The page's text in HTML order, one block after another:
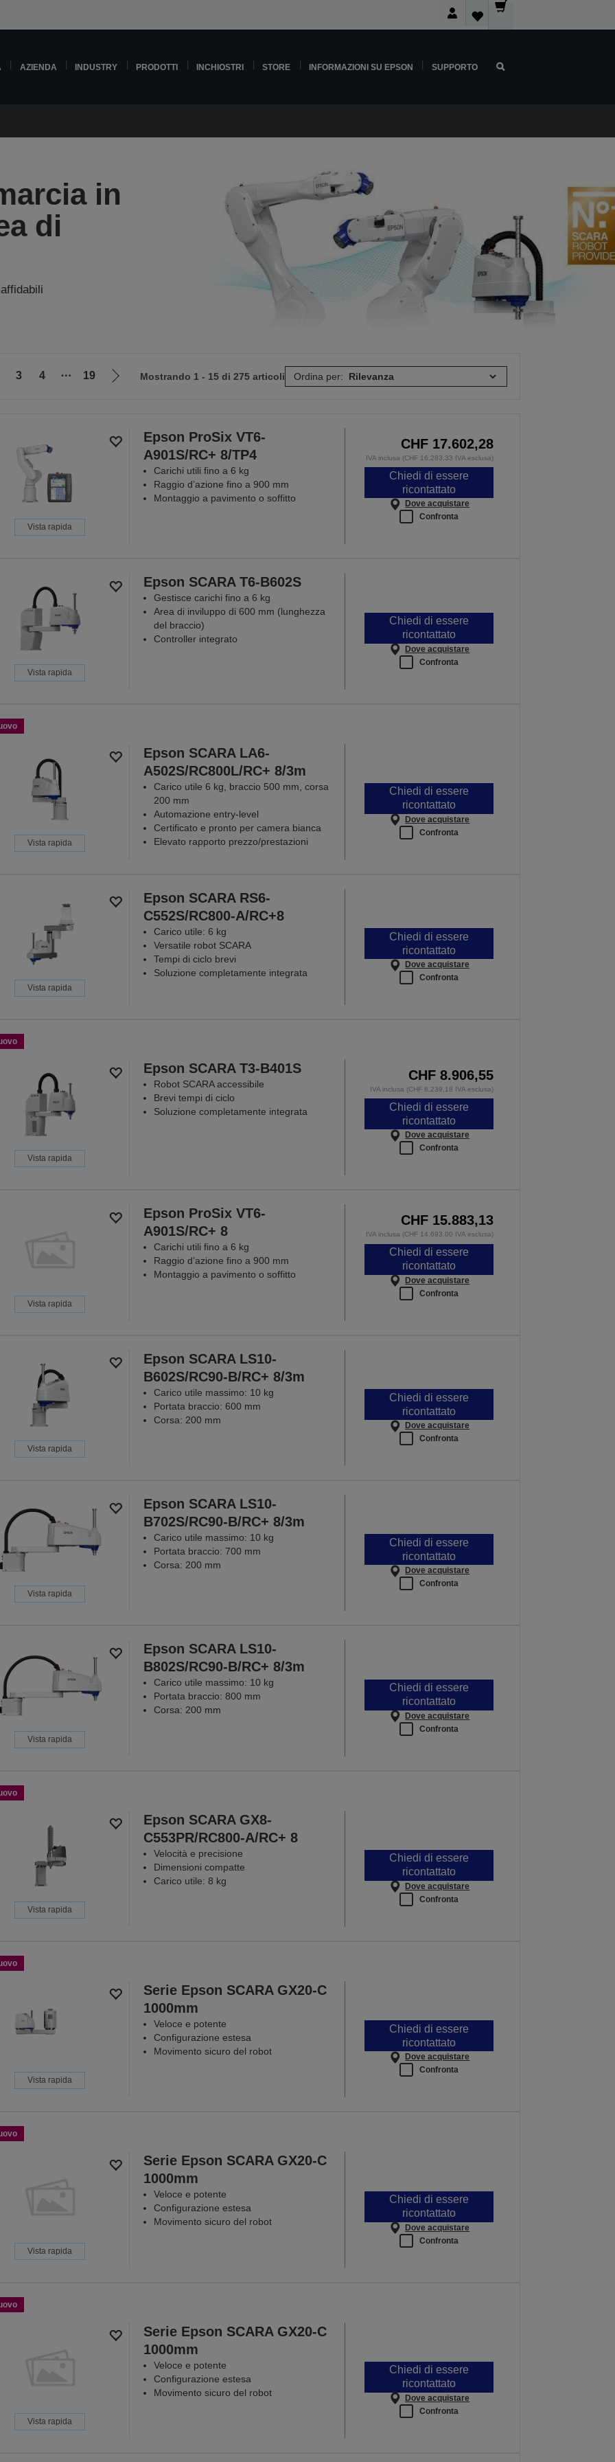
AZIENDA INDUSTRY PRODOTTI INCHIOSTRI STORE INFORMAZIONI SU EPSON SUPPORTO
in
di
3 4 ⋯ 19
Vai
successiva
Mostrando 1 - 15 di 275 articoli Ordina per:
Vista rapida
Epson ProSix VT6-
A901S/RC+ 8/TP4
Carichi utili fino a 6 kg
Raggio d’azione fino a 900 mm
Montaggio a pavimento o soffitto
CHF 17.602,28
IVA inclusa (CHF 16.283,33 IVA esclusa)
Chiedi di essere
ricontattato
Dove acquistare
Confronta
Vista rapida
Epson SCARA T6-B602S
Gestisce carichi fino a 6 kg
Area di inviluppo di 600 mm (lunghezza
del braccio)
Controller integrato
Chiedi di essere
ricontattato
Dove acquistare
Confronta
Vista rapida
Epson SCARA LA6-
A502S/RC800L/RC+ 8/3m
Carico utile 6 kg, braccio 500 mm, corsa
200 mm
Automazione entry-level
Certificato e pronto per camera bianca
Elevato rapporto prezzo/prestazioni
Chiedi di essere
ricontattato
Dove acquistare
Confronta
Vista rapida
Epson SCARA RS6-
C552S/RC800-A/RC+8
Carico utile: 6 kg
Versatile robot SCARA
Tempi di ciclo brevi
Soluzione completamente integrata
Chiedi di essere
ricontattato
Dove acquistare
Confronta
Vista rapida
Epson SCARA T3-B401S
Robot SCARA accessibile
Brevi tempi di ciclo
Soluzione completamente integrata
CHF 8.906,55
IVA inclusa (CHF 8.239,18 IVA esclusa)
Chiedi di essere
ricontattato
Dove acquistare
Confronta
Vista rapida
Epson ProSix VT6-
A901S/RC+ 8
Carichi utili fino a 6 kg
Raggio d’azione fino a 900 mm
Montaggio a pavimento o soffitto
CHF 15.883,13
IVA inclusa (CHF 14.693,00 IVA esclusa)
Chiedi di essere
ricontattato
Dove acquistare
Confronta
Vista rapida
Epson SCARA LS10-
B602S/RC90-B/RC+ 8/3m
Carico utile massimo: 10 kg
Portata braccio: 600 mm
Corsa: 200 mm
Chiedi di essere
ricontattato
Dove acquistare
Confronta
Vista rapida
Epson SCARA LS10-
B702S/RC90-B/RC+ 8/3m
Carico utile massimo: 10 kg
Portata braccio: 700 mm
Corsa: 200 mm
Chiedi di essere
ricontattato
Dove acquistare
Confronta
Vista rapida
Epson SCARA LS10-
B802S/RC90-B/RC+ 8/3m
Carico utile massimo: 10 kg
Portata braccio: 800 mm
Corsa: 200 mm
Chiedi di essere
ricontattato
Dove acquistare
Confronta
Vista rapida
Epson SCARA GX8-
C553PR/RC800-A/RC+ 8
Velocità e precisione
Dimensioni compatte
Carico utile: 8 kg
Chiedi di essere
ricontattato
Dove acquistare
Confronta
Vista rapida
Serie Epson SCARA GX20-C
1000mm
Veloce e potente
Configurazione estesa
Movimento sicuro del robot
Chiedi di essere
ricontattato
Dove acquistare
Confronta
Vista rapida
Serie Epson SCARA GX20-C
1000mm
Veloce e potente
Configurazione estesa
Movimento sicuro del robot
Chiedi di essere
ricontattato
Dove acquistare
Confronta
Vista rapida
Serie Epson SCARA GX20-C
1000mm
Veloce e potente
Configurazione estesa
Movimento sicuro del robot
Chiedi di essere
ricontattato
Dove acquistare
Confronta